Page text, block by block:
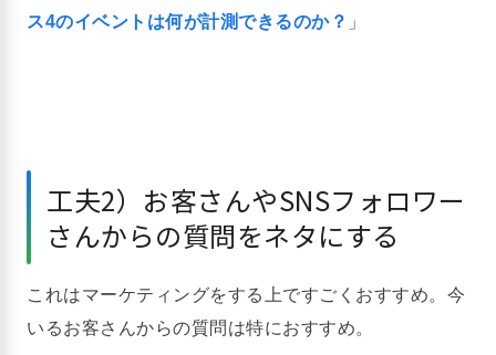
ス4のイベントは何が計測できるのか？ 」
工夫2）お客さんやSNSフォロワー
さんからの質問をネタにする
これはマーケティングをする上ですごくおすすめ。今
いるお客さんからの質問は特におすすめ。